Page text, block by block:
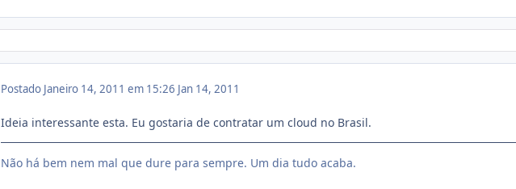
Postado Janeiro 14, 2011 em 15:26 Jan 14, 2011
Ideia interessante esta. Eu gostaria de contratar um cloud no Brasil.
Não há bem nem mal que dure para sempre. Um dia tudo acaba.